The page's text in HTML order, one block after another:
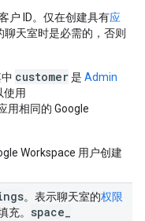
户 ID。仅在创建具有应
聊天室时是必需的，否则
中 customer是 Admin
使用
用相同的 Google
Workspace 用户创建
。表示聊天室的权限
充。 space